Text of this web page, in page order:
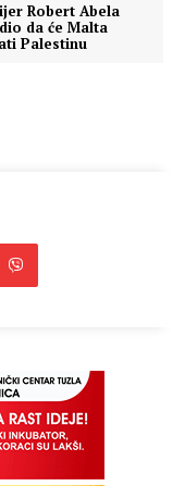
Robert Abela
da će Malta
Palestinu